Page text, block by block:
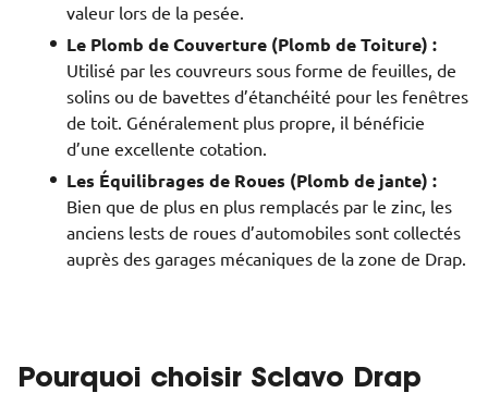
valeur lors de la pesée.
Le Plomb de Couverture (Plomb de Toiture) :
Utilisé par les couvreurs sous forme de feuilles, de
solins ou de bavettes d’étanchéité pour les fenêtres
de toit. Généralement plus propre, il bénéficie
d’une excellente cotation.
Les Équilibrages de Roues (Plomb de jante) :
Bien que de plus en plus remplacés par le zinc, les
anciens lests de roues d’automobiles sont collectés
auprès des garages mécaniques de la zone de Drap.
Pourquoi choisir Sclavo Drap